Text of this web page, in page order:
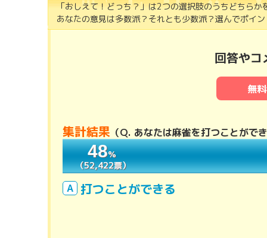
「おしえて！どっち？」は2つの選択肢のうちどちら
あなたの意見は多数派？それとも少数派？選んでポイ
回答やコ
無
集計結果 （Q. あなたは麻雀を打つことがで
48％
（52,422票）
48％
（52,422票）
A 打つことができる